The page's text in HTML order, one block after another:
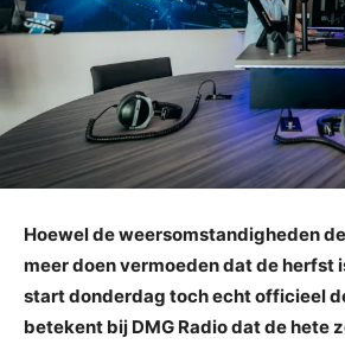
Hoewel de weersomstandigheden
meer doen vermoeden dat de herfst
start donderdag toch echt officieel
betekent bij DMG Radio dat de hete